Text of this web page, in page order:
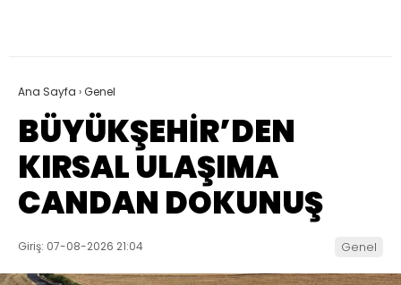
Ana Sayfa ›Genel
BÜYÜKŞEHİR’DEN
KIRSAL ULAŞIMA
CANDAN DOKUNUŞ
Giriş: 07-08-2026 21:04 Genel